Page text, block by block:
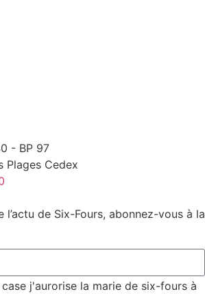
- BP 97
Plages Cedex
de Six-Fours, abonnez-vous à la
j'aurorise la marie de six-fours à